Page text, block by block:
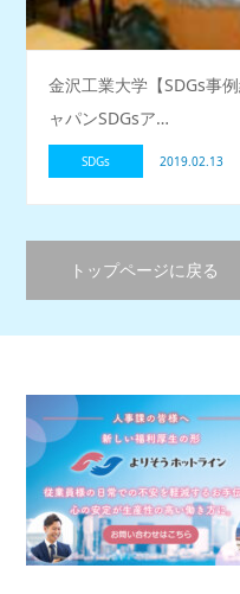
金沢工業大学【SDGs事
ャパンSDGsア…
SDGs 2019.02.13
トップページに戻る